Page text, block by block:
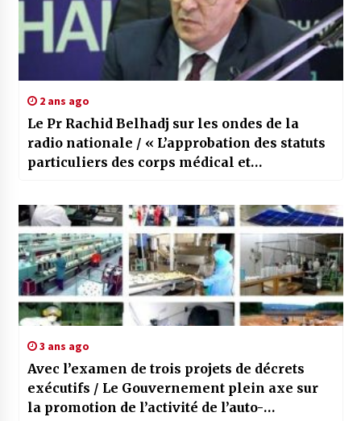
2 ans ago
Le Pr Rachid Belhadj sur les ondes de la
radio nationale / « L’approbation des statuts
particuliers des corps médical et
3 ans ago
Avec l’examen de trois projets de décrets
exécutifs / Le Gouvernement plein axe sur
la promotion de l’activité de l’auto-